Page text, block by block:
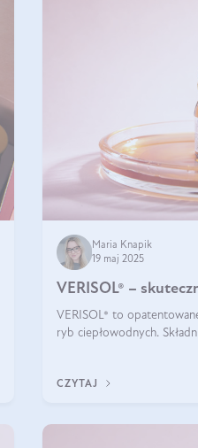
Maria Knapik
19 maj 2025
VERISOL® –
VERISOL® to
ryb ciepłowodnych. Składniki stymulują fibroblasty do produkcji
komórek skóry.
CZYTAJ